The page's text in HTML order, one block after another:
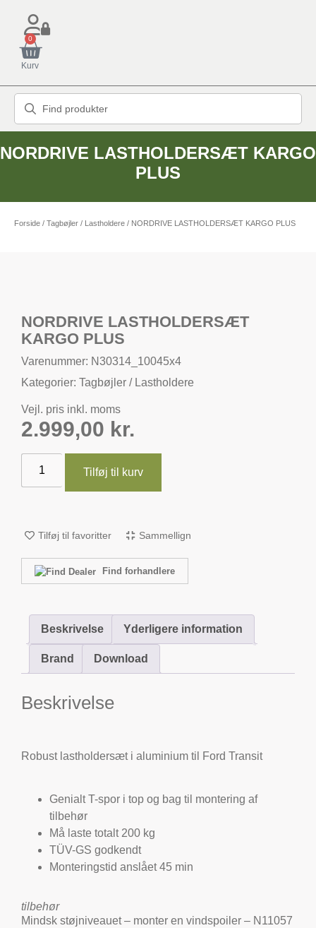
0
Kurv
NORDRIVE LASTHOLDERSÆT KARGO
PLUS
Forside / Tagbøjler / Lastholdere / NORDRIVE LASTHOLDERSÆT KARGO PLUS
NORDRIVE LASTHOLDERSÆT
KARGO PLUS
Varenummer: N30314_10045x4
Kategorier: Tagbøjler / Lastholdere
Vejl. pris inkl. moms
2.999,00 kr.
Tilføj til kurv
Tilføj til favoritter Sammellign
Find forhandlere
Beskrivelse Yderligere information
Brand Download
Beskrivelse
Robust lastholdersæt i aluminium til Ford Transit
Genialt T-spor i top og bag til montering af
tilbehør
Må laste totalt 200 kg
TÜV-GS godkendt
Monteringstid anslået 45 min
tilbehør
Mindsk støjniveauet – monter en vindspoiler – N11057